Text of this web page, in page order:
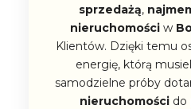
sprzedażą,
nieruchomościw
Klientów. Dzięki temu
energię, którą
samodzielne próby
nieruchomoścido